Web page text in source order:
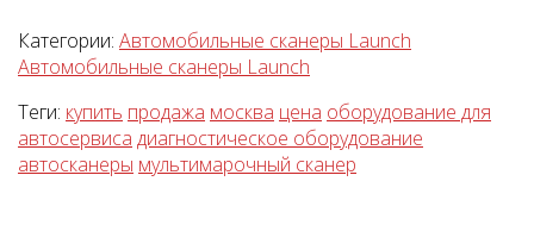
Категории: Автомобильные сканеры Launch
Автомобильные сканеры Launch
Теги: купить продажа москва цена оборудование для
автосервиса диагностическое оборудование
автосканеры мультимарочный сканер